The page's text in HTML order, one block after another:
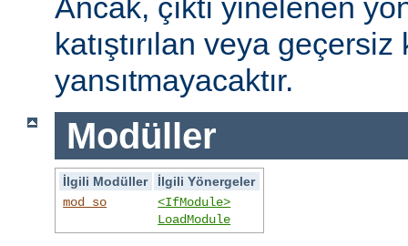
Ancak, çıktı yinelenen
katıştırılan veya geçersiz
yansıtmayacaktır.
Modüller
İlgili Modüller
İlgili Yönergeler
mod_so
<IfModule>
LoadModule